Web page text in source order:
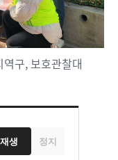
구, 보호관찰대
재생 정지